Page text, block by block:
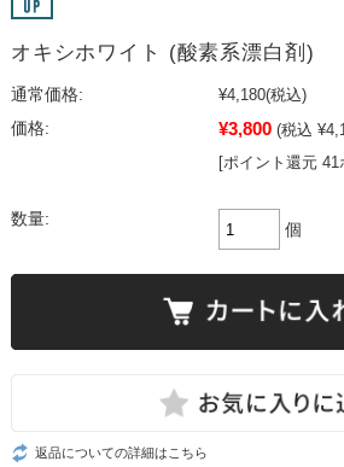
オキシホワイト (酸素系漂白剤)
通常価格: ¥4,180(税込)
価格:
¥3,800 (税込
[ポイント還元 41
数量:
個
返品についての詳細はこちら